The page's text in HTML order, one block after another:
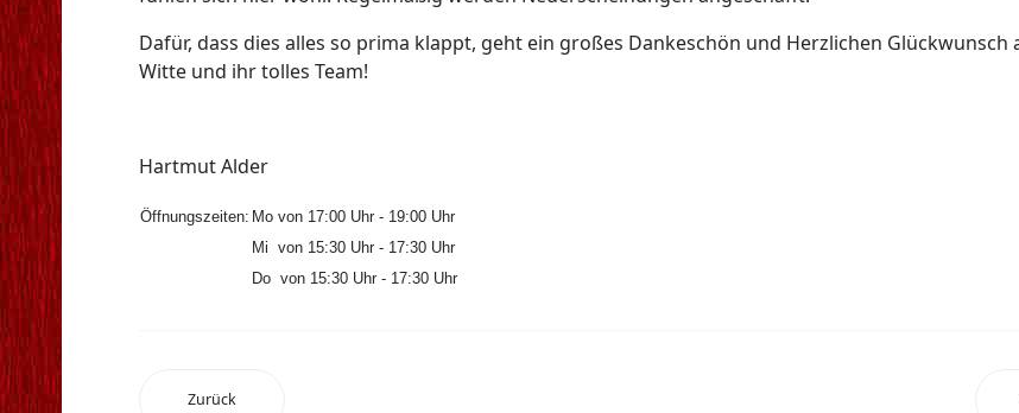
Dafür, dass dies alles so prima klappt, geht ein großes Dankeschön und Herzlichen Glückwunsch
Witte und ihr tolles Team!
Hartmut Alder
Öffnungszeiten: Mo von 17:00 Uhr - 19:00 Uhr
Mi von 15:30 Uhr - 17:30 Uhr
Do von 15:30 Uhr - 17:30 Uhr
Zurück